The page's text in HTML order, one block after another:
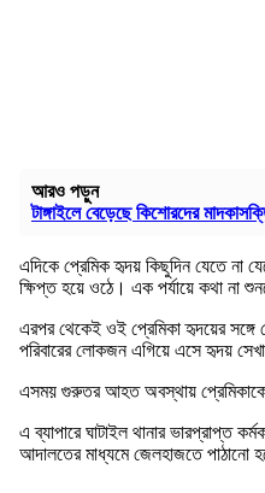
আরও পড়ুন
টাঙ্গাইলে বেড়েছে কিশোরদের
এদিকে প্রেমিক হৃদয় কিছুদিন যেতে না
ক্ষিপ্ত হয়ে ওঠে। এক পর্যায়ে কথা না
এরপর থেকেই ওই প্রেমিকা হৃদয়ের সঙ্গে
পরিবারের লোকজন এগিয়ে এসে হৃদয়
এসময় গুরুতর আহত অবস্থায় প্রেমিকাকে
এ ব্যাপারে ঘাটাইল থানার ভারপ্রাপ্ত
আদালতের মাধ্যমে জেলহাজতে পাঠানো